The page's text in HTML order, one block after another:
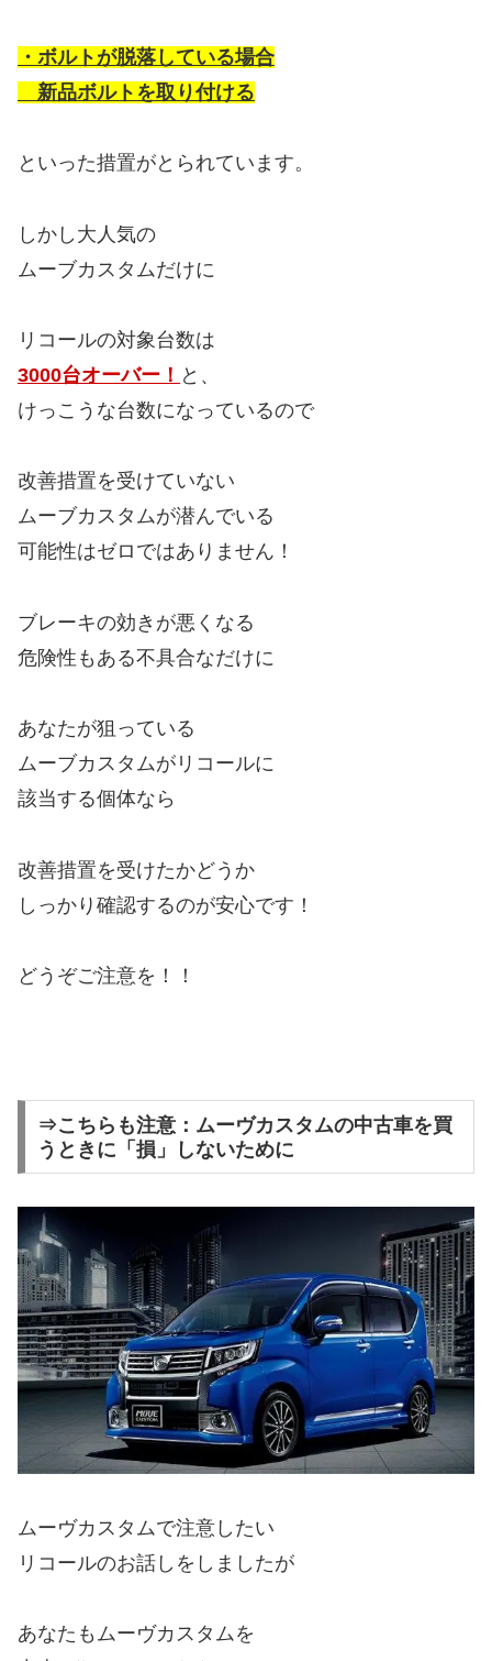
・ボルトが脱落している場合
新品ボルトを取り付ける
といった措置がとられています。
しかし大人気の
ムーブカスタムだけに
リコールの対象台数は
3000台オーバー！ と、
けっこうな台数になっているので
改善措置を受けていない
ムーブカスタムが潜んでいる
可能性はゼロではありません！
ブレーキの効きが悪くなる
危険性もある不具合なだけに
あなたが狙っている
ムーブカスタムがリコールに
該当する個体なら
改善措置を受けたかどうか
しっかり確認するのが安心です！
どうぞご注意を！！
⇒こちらも注意：ムーヴカスタムの中古車を買
うときに「損」しないために
ムーヴカスタムで注意したい
リコールのお話しをしましたが
あなたもムーヴカスタムを